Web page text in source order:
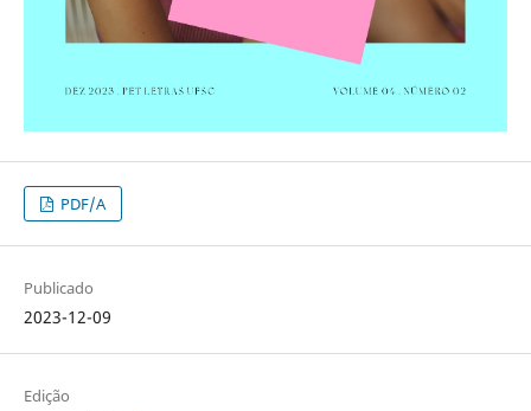
PDF/A
Publicado
2023-12-09
Edição